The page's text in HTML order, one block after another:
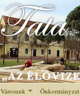
Városunk Önkormányzat